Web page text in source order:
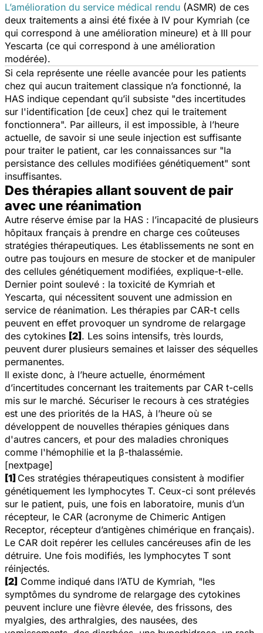
L’amélioration du service médical rendu (ASMR) de ces
deux traitements a ainsi été fixée à IV pour Kymriah (ce
qui correspond à une amélioration mineure) et à III pour
Yescarta (ce qui correspond à une amélioration
modérée).
Si cela représente une réelle avancée pour les patients
chez qui aucun traitement classique n’a fonctionné, la
HAS indique cependant qu’il subsiste "des incertitudes
sur l'identification [de ceux] chez qui le traitement
fonctionnera". Par ailleurs, il est impossible, à l’heure
actuelle, de savoir si une seule injection est suffisante
pour traiter le patient, car les connaissances sur "la
persistance des cellules modifiées génétiquement" sont
insuffisantes.
Des thérapies allant souvent de pair
avec une réanimation
Autre réserve émise par la HAS : l’incapacité de plusieurs
hôpitaux français à prendre en charge ces coûteuses
stratégies thérapeutiques. Les établissements ne sont en
outre pas toujours en mesure de stocker et de manipuler
des cellules génétiquement modifiées, explique-t-elle.
Dernier point soulevé : la toxicité de Kymriah et
Yescarta, qui nécessitent souvent une admission en
service de réanimation. Les thérapies par CAR-t cells
peuvent en effet provoquer un syndrome de relargage
des cytokines [2] . Les soins intensifs, très lourds,
peuvent durer plusieurs semaines et laisser des séquelles
permanentes.
Il existe donc, à l’heure actuelle, énormément
d’incertitudes concernant les traitements par CAR t-cells
mis sur le marché. Sécuriser le recours à ces stratégies
est une des priorités de la HAS, à l’heure où se
développent de nouvelles thérapies géniques dans
d'autres cancers, et pour des maladies chroniques
comme l'hémophilie et la β-thalassémie.
[nextpage]
[1] Ces stratégies thérapeutiques consistent à modifier
génétiquement les lymphocytes T. Ceux-ci sont prélevés
sur le patient, puis, une fois en laboratoire, munis d’un
récepteur, le CAR (acronyme de Chimeric Antigen
Receptor, récepteur d’antigènes chimérique en français).
Le CAR doit repérer les cellules cancéreuses afin de les
détruire. Une fois modifiés, les lymphocytes T sont
réinjectés.
[2] Comme indiqué dans l’ATU de Kymriah, "les
symptômes du syndrome de relargage des cytokines
peuvent inclure une fièvre élevée, des frissons, des
myalgies, des arthralgies, des nausées, des